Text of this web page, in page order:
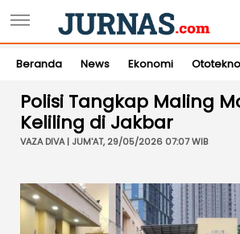
Beranda News Ekonomi Ototekno
Polisi Tangkap Maling
Keliling di Jakbar
VAZA DIVA | JUM'AT, 29/05/2026 07:07 WIB